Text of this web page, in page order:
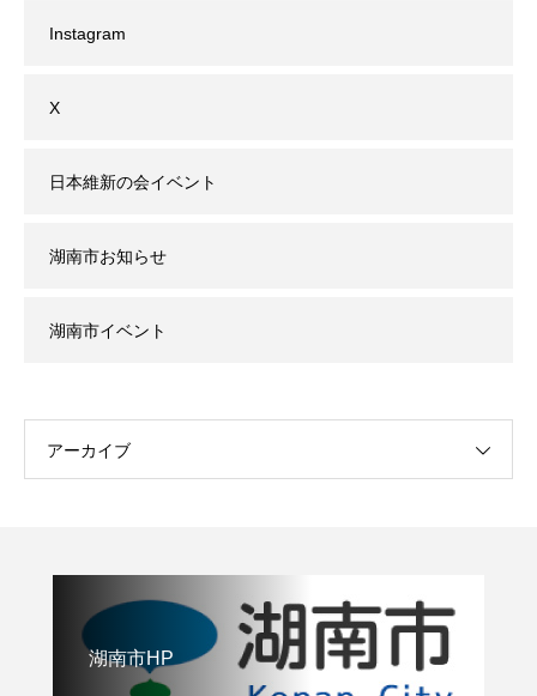
Instagram
X
日本維新の会イベント
湖南市お知らせ
湖南市イベント
アーカイブ
湖南市HP